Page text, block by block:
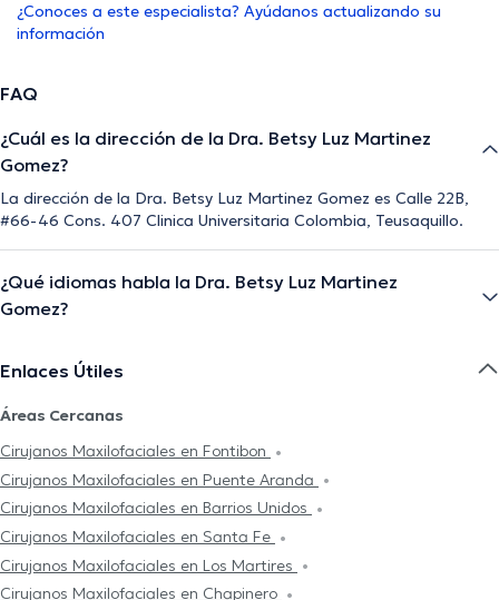
¿Conoces a este especialista? Ayúdanos actualizando su
información
FAQ
¿Cuál es la dirección de la Dra. Betsy Luz Martinez
Gomez?
La dirección de la Dra. Betsy Luz Martinez Gomez es Calle 22B,
#66-46 Cons. 407 Clinica Universitaria Colombia, Teusaquillo.
¿Qué idiomas habla la Dra. Betsy Luz Martinez
Gomez?
Enlaces Útiles
Áreas Cercanas
Cirujanos Maxilofaciales en Fontibon
Cirujanos Maxilofaciales en Puente Aranda
Cirujanos Maxilofaciales en Barrios Unidos
Cirujanos Maxilofaciales en Santa Fe
Cirujanos Maxilofaciales en Los Martires
Cirujanos Maxilofaciales en Chapinero